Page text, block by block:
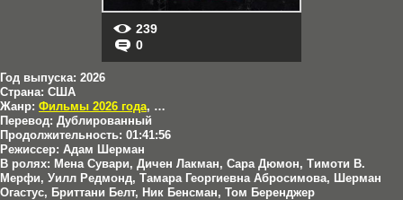
239
0
Год выпуска: 2026
Страна: США
Жанр: Фильмы 2026 года, Комедии
Перевод: Дублированный
Продолжительность: 01:41:56
Режиссер: Адам Шерман
В ролях: Мена Сувари, Дичен Лакман, Сара Дюмон, Тимоти В.
Мерфи, Уилл Редмонд, Тамара Георгиевна Абросимова, Шерман
Огастус, Бриттани Белт, Ник Бенсман, Том Беренджер